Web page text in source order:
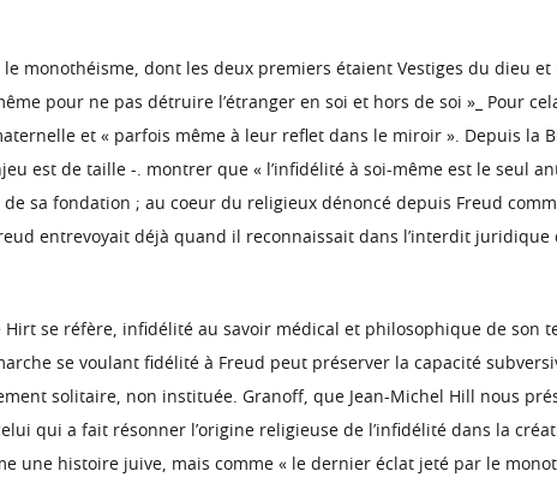
monothéisme, dont les deux premiers étaient Vestiges du dieu
pour ne pas détruire l’étranger en soi et hors de soi »_ Pour
et « parfois même à leur reflet dans le miroir ». Depuis la
est de taille -. montrer que « l’infidélité à soi-même est le seul
sa fondation ; au coeur du religieux dénoncé depuis Freud
entrevoyait déjà quand il reconnaissait dans l’interdit
Hirt se réfère, infidélité au savoir médical et philosophique de son
se voulant fidélité à Freud peut préserver la capacité
solitaire, non instituée. Granoff, que Jean-Michel Hill nous
qui a fait résonner l’origine religieuse de l’infidélité dans la
une histoire juive, mais comme « le dernier éclat jeté par le